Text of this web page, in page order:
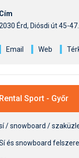
Cím
Érd, Diósdi út 45-47.
Email Web
Rental Sport - Győr
/ snowboard /
és snowboard